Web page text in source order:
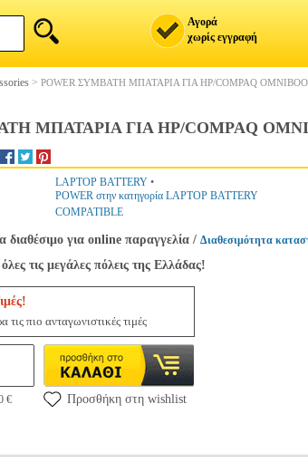
Αγορά
χωρίς εγγραφή
> POWER ΣΥΜΒΑΤΗ ΜΠΑΤΑΡΙΑ ΓΙΑ HP/COMPAQ
ΜΠΑΤΑΡΙΑ ΓΙΑ HP/COMPAQ
LAPTOP BATTERY •
POWER στην κατηγορία LAPTOP BATTERY
COMPATIBLE
διαθέσιμο για online παραγγελία / Διαθεσιμότητα
τις μεγάλες πόλεις της Ελλάδας!
τις πιο ανταγωνιστικές τιμές
€ Προσθήκη στη wishlist